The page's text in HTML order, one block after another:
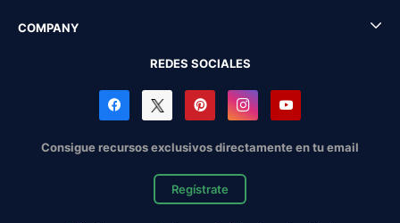
COMPANY
REDES SOCIALES
Consigue recursos exclusivos directamente en tu email
Regístrate